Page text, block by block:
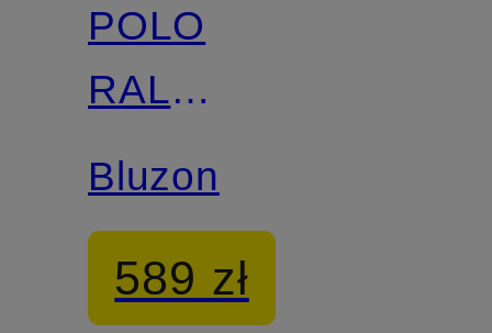
POLO
RALPH
LAUREN
Tall
Bluzon
589 zł